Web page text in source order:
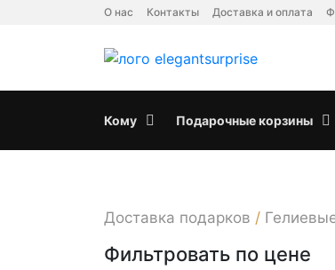
О нас Контакты Доставка и оплата
Кому Подарочные корзины
Доставка подарков /
Фильтровать по цене